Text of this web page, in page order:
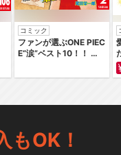
コミック
ファンが選ぶONE PIEC
E“涙”ベスト10！！ ～
編～ カラー版
もOK！